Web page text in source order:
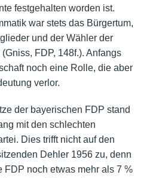
festgehalten worden ist.
war stets das Bürgertum,
und der Wähler der
FDP, 148f.). Anfangs
noch eine Rolle, die aber
verlor.
der bayerischen FDP stand
mit den schlechten
Dies trifft nicht auf den
Dehler 1956 zu, denn
FDP noch etwas mehr als 7 %